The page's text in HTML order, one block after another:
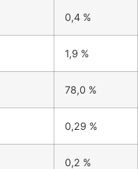
0,4 %
1,9 %
78,0 %
0,29 %
0,2 %